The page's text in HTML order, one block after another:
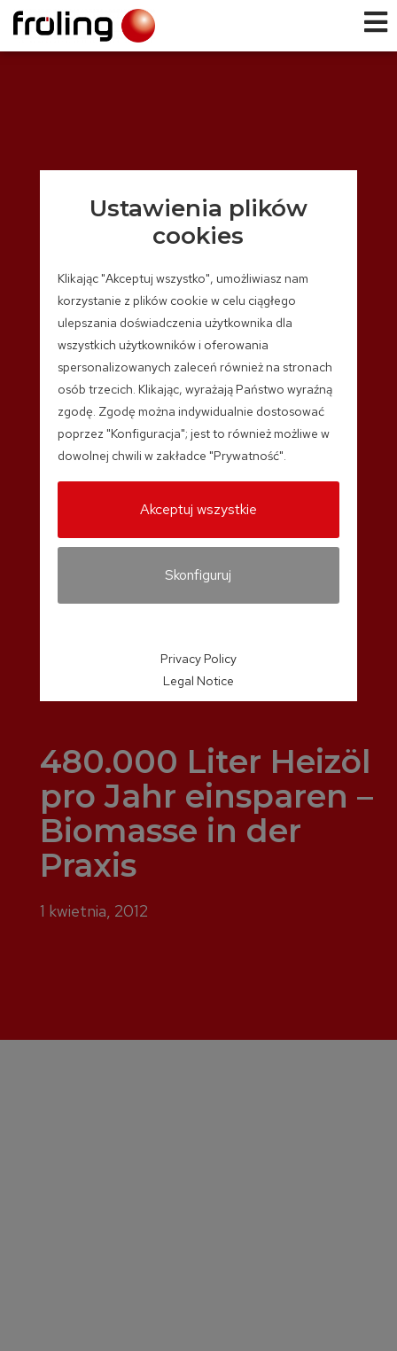
480.000 Liter Heizöl
pro Jahr einsparen –
Biomasse in der
Praxis
1 kwietnia, 2012
Ustawienia plików
cookies
Klikając "Akceptuj wszystko", umożliwiasz nam
korzystanie z plików cookie w celu ciągłego
ulepszania doświadczenia użytkownika dla
wszystkich użytkowników i oferowania
spersonalizowanych zaleceń również na stronach
osób trzecich. Klikając, wyrażają Państwo wyraźną
zgodę. Zgodę można indywidualnie dostosować
poprzez "Konfiguracja"; jest to również możliwe w
dowolnej chwili w zakładce "Prywatność".
Akceptuj wszystkie
Skonfiguruj
Privacy Policy
Legal Notice